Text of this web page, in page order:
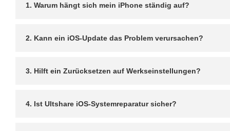
1. Warum hängt sich mein iPhone ständig auf?
2. Kann ein iOS-Update das Problem verursachen?
3. Hilft ein Zurücksetzen auf Werkseinstellungen?
4. Ist Ultshare iOS-Systemreparatur sicher?